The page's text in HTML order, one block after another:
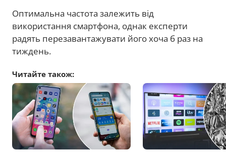
Оптимальна частота залежить від
використання смартфона, однак експерти
радять перезавантажувати його хоча б раз на
тиждень.
Читайте також: